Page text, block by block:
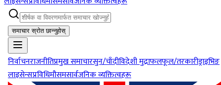
समाचार स्रोत छान्नुहोस्
निर्वाचनराजनीतिप्रमुख समाचारसुन/चाँदीविदेशी मुद्राफलफूल/तरकारीड्राइभिङ
लाइसेन्सप्रविधिमौसमसार्वजनिक व्यक्तित्वहरू